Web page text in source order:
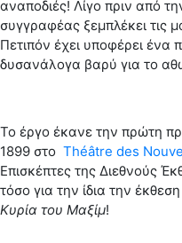
αναποδιές! Λίγο πριν από
συγγραφέας ξεμπλέκει τις
Πετιπόν έχει υποφέρει ένα
δυσανάλογα βαρύ για το
Το έργο έκανε την πρώτη
1899 στο Théâtre des
Επισκέπτες της Διεθνούς
τόσο για την ίδια την
Κυρία του Μαξίμ!